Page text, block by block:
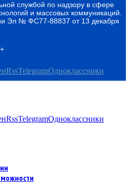
службой по надзору в сфере
и массовых коммуникаций.
Эл № ФС77-88837 от 13 декабря
RssTelegramОдноклассники
RssTelegramОдноклассники